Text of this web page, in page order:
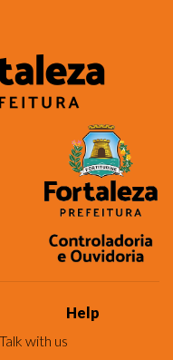
Help
Talk with us